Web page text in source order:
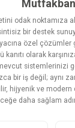
bozuk veya
eksik bilgiler
hatalar bulunuyor.
sitelerden daha
farklı alternatifler
odak noktamıza
bir destek
özel çözümler
olarak
sistemlerinizi
bir iş değil; aynı
hijyenik ve
daha sağlam